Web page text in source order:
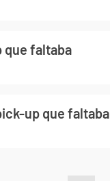
que faltaba
up que faltaba